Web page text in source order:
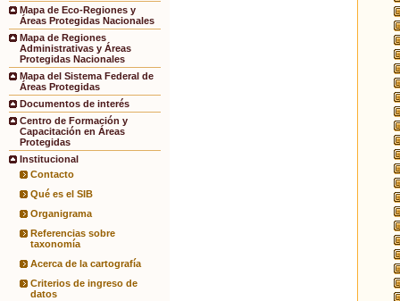
Mapa de Eco-Regiones y
Áreas Protegidas Nacionales
Mapa de Regiones
Administrativas y Áreas
Protegidas Nacionales
Mapa del Sistema Federal de
Áreas Protegidas
Documentos de interés
Centro de Formación y
Capacitación en Áreas
Protegidas
Institucional
Contacto
Qué es el SIB
Organigrama
Referencias sobre
taxonomía
Acerca de la cartografía
Criterios de ingreso de
datos